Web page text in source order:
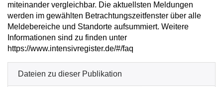
miteinander vergleichbar. Die aktuellsten Meldungen
werden im gewählten Betrachtungszeitfenster über alle
Meldebereiche und Standorte aufsummiert. Weitere
Informationen sind zu finden unter
https://www.intensivregister.de/#/faq
Dateien zu dieser Publikation